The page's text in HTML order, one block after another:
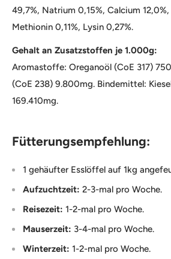
49,7%, Natrium 0,15%, Calcium
Methionin 0,11%, Lysin 0,27%.
Gehalt an Zusatzstoffen je 1.000g:
Aromastoffe: Oreganoöl (CoE 317)
(CoE 238) 9.800mg. Bindemittel:
169.410mg.
Fütterungsempfehlung:
1 gehäufter Esslöffel auf 1kg
Aufzuchtzeit: 2-3-mal pro Woche.
Reisezeit: 1-2-mal pro Woche.
Mauserzeit: 3-4-mal pro Woche.
Winterzeit: 1-2-mal pro Woche.